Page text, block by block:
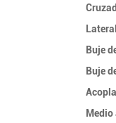
Buje
Buje